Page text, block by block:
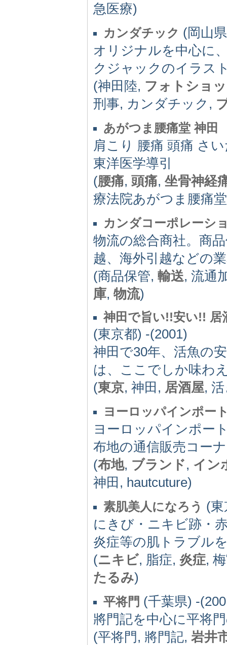
急医療)
カンダチック (岡山
オリジナルを中心に
クジャックのイラス
(神田陸, フォトショ
刑事, カンダチック,
あがつま腰痛堂 神田
肩こり 腰痛 頭痛 さ
東洋医学導引
(腰痛, 頭痛, 坐骨神経
療法院あがつま腰痛
カンダコーポレーシ
物流の総合商社。商
越、海外引越などの
(商品保管, 輸送, 流通
庫, 物流)
神田で旨い!!安い!! 居
(東京都) -(2001)
神田で30年、活魚の
は、ここでしか味わ
(東京, 神田, 居酒屋,
ヨーロッパインポー
ヨーロッパインポー
布地の通信販売コー
(布地, ブランド, イン
神田, hautcuture)
素肌美人になろう (
にきび・ニキビ跡・
炎症等の肌トラブル
(ニキビ, 脂症, 炎症,
たるみ)
平将門 (千葉県) -
將門記を中心に平将
(平将門, 將門記, 岩井